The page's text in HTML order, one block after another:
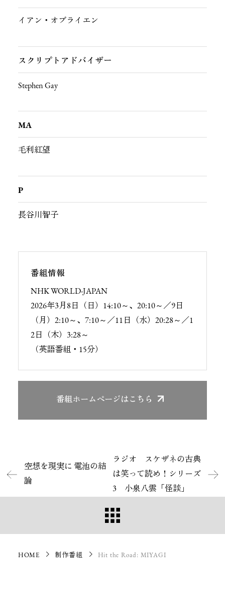
イアン・オブライエン
スクリプトアドバイザー
Stephen Gay
MA
毛利紅望
P
長谷川智子
番組情報
NHK WORLD-JAPAN
2026年3月8日（日）14:10～、20:10～／9日
（月）2:10～、7:10～／11日（水）20:28～／1
2日（木）3:28～
（英語番組・15分）
番組ホームページ はこちら
空想を現実に 電池の結
論
ラジオ スケザネの古典
は笑って読め！シリーズ
3 小泉八雲「怪談」
HOME 制作番組 Hit the Road: MIYAGI